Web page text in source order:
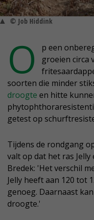
© Job Hiddink
O
p een
groeien circa
soorten die minder
droogte en hitte
getest op
Tijdens de rondgang
valt op dat het ras
Bredek: 'Het verschil
Jelly heeft aan 120 tot
genoeg. Daarnaast
droogte.'